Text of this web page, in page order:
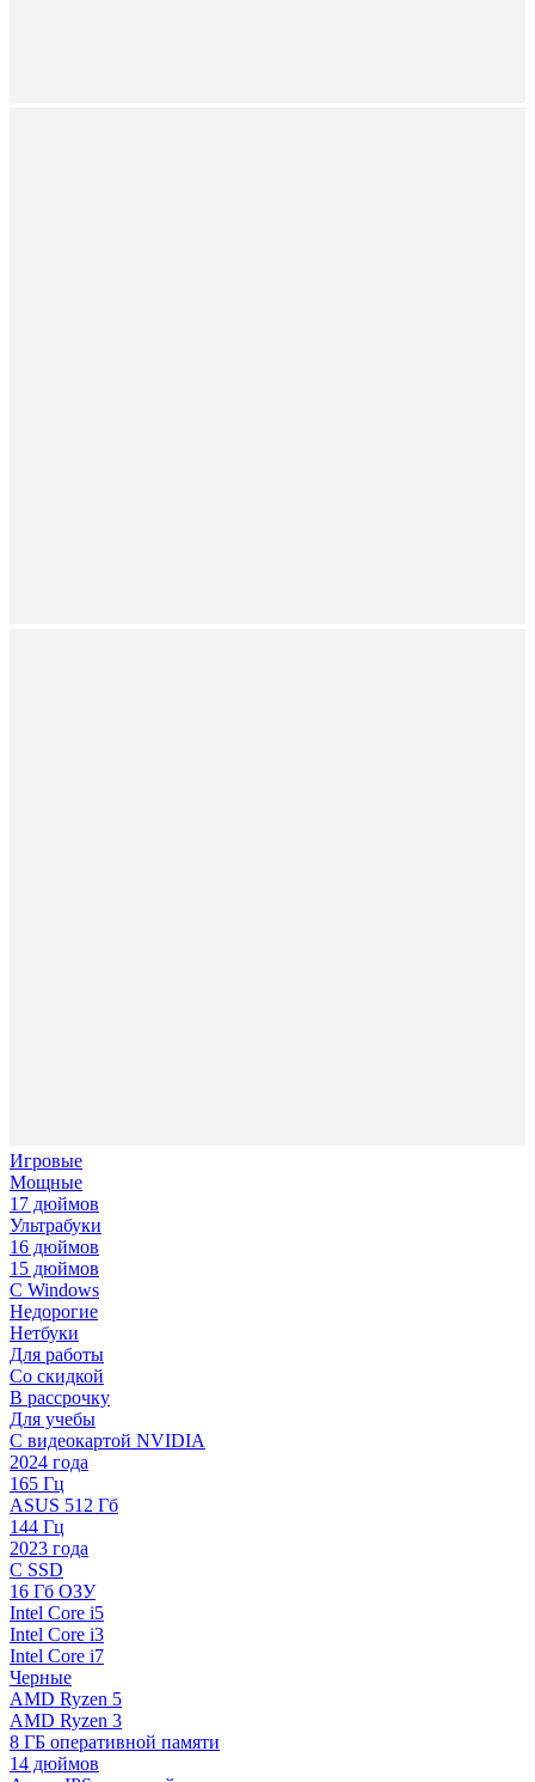
Игровые
Мощные
17 дюймов
Ультрабуки
16 дюймов
15 дюймов
С Windows
Недорогие
Нетбуки
Для работы
Со скидкой
В рассрочку
Для учебы
С видеокартой NVIDIA
2024 года
165 Гц
ASUS 512 Гб
144 Гц
2023 года
С SSD
16 Гб ОЗУ
Intel Core i5
Intel Core i3
Intel Core i7
Черные
AMD Ryzen 5
AMD Ryzen 3
8 ГБ оперативной памяти
14 дюймов